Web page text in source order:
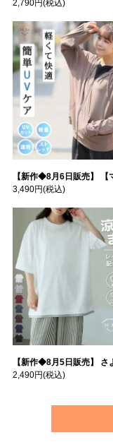
2,790円(税込)
【新作◆8月6日販売】 【マリスポーツ】 運動初心者さんのための フード付き パーカー | 大きいサイズの
3,490円(税込)
【新作◆8月5日販売】 さよなら猛暑 涼しさを着る 遮熱 接触冷感 吸水・速乾 五分袖 コンフォートメッシュ 配色レイヤード 風ゆる Tシャツ | 大きい
2,490円(税込)